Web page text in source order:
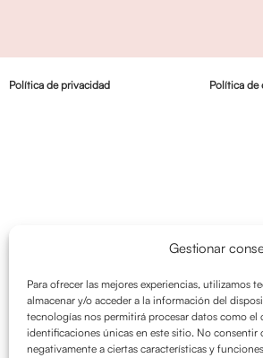
Gestionar
Para ofrecer las mejores experiencias, utilizamos
almacenar y/o acceder a la información del
tecnologías nos permitirá procesar datos como
identificaciones únicas en este sitio. No
negativamente a ciertas características y
Política de privacidad Política de